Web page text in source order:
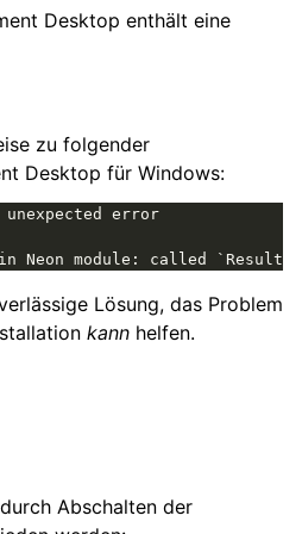
Desktop enthält eine
zu folgender
Desktop für Windows:
Lösung, das Problem
kann helfen.
Abschalten der